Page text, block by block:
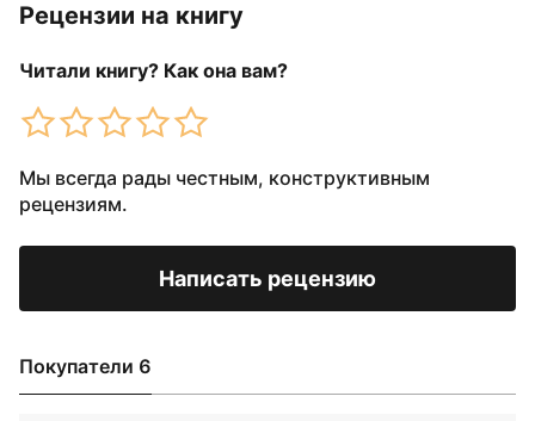
Рецензии на книгу
Читали книгу? Как она вам?
Мы всегда рады честным, конструктивным
рецензиям.
Написать рецензию
Покупатели 6